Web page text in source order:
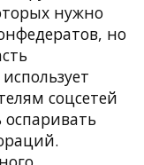
нужно
но
соцсетей